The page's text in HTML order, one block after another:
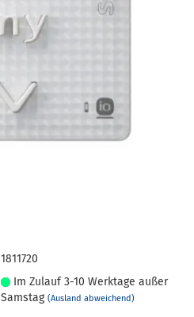
1811720
Im Zulauf 3-10 Werktage außer
Samstag(Ausland abweichend)